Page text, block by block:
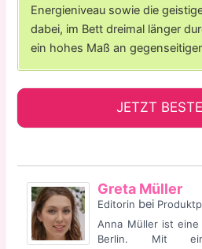
Energieniveau sowie die
dabei, im Bett dreimal länger
ein hohes Maß an
JETZT
Greta Müller
Editorin bei
Anna Müller ist
Berlin. Mit